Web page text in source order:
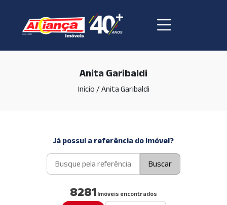
Anita Garibaldi
Início /Anita Garibaldi
Já possui a referência do imóvel?
Buscar
8281 Imóveis encontrados